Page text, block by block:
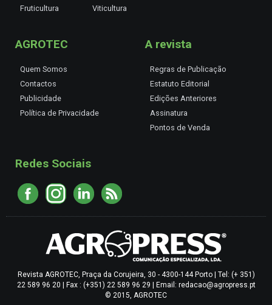
Fruticultura
Viticultura
AGROTEC
Quem Somos
Contactos
Publicidade
Política de Privacidade
A revista
Regras de Publicação
Estatuto Editorial
Edições Anteriores
Assinatura
Pontos de Venda
Redes Sociais
Revista AGROTEC, Praça da Corujeira, 30 - 4300-144 Porto | Tel: (+ 351)
22 589 96 20 | Fax : (+351) 22 589 96 29 | Email: redacao@agropress.pt
© 2015, AGROTEC